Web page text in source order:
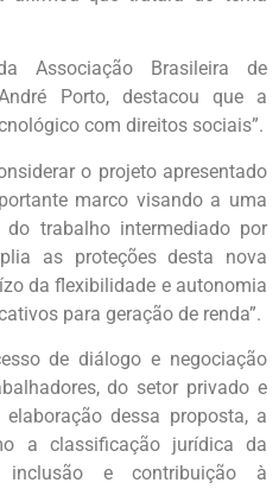
Associação Brasileira de
Porto, destacou que a
com direitos sociais”.
o projeto apresentado
marco visando a uma
do trabalho intermediado por
as proteções desta nova
da flexibilidade e autonomia
para geração de renda”.
de diálogo e negociação
do setor privado e
dessa proposta, a
a classificação jurídica da
e contribuição à